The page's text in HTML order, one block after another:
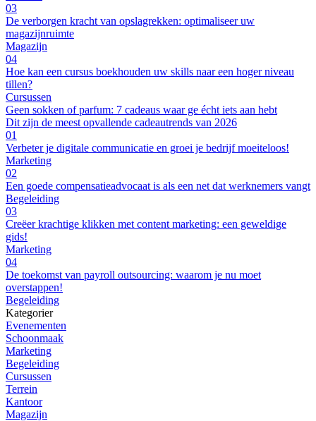
03
De verborgen kracht van opslagrekken: optimaliseer uw
magazijnruimte
Magazijn
04
Hoe kan een cursus boekhouden uw skills naar een hoger niveau
tillen?
Cursussen
Geen sokken of parfum: 7 cadeaus waar ge écht iets aan hebt
Dit zijn de meest opvallende cadeautrends van 2026
01
Verbeter je digitale communicatie en groei je bedrijf moeiteloos!
Marketing
02
Een goede compensatieadvocaat is als een net dat werknemers vangt
Begeleiding
03
Creëer krachtige klikken met content marketing: een geweldige
gids!
Marketing
04
De toekomst van payroll outsourcing: waarom je nu moet
overstappen!
Begeleiding
Kategorier
Evenementen
Schoonmaak
Marketing
Begeleiding
Cursussen
Terrein
Kantoor
Magazijn